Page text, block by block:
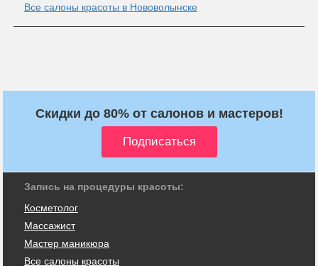
Все салоны красоты в Нововолынске
Скидки до 80% от салонов и мастеров!
Запись на процедуры красоты:
Косметолог
Массажист
Мастер маникюра
Все салоны красоты